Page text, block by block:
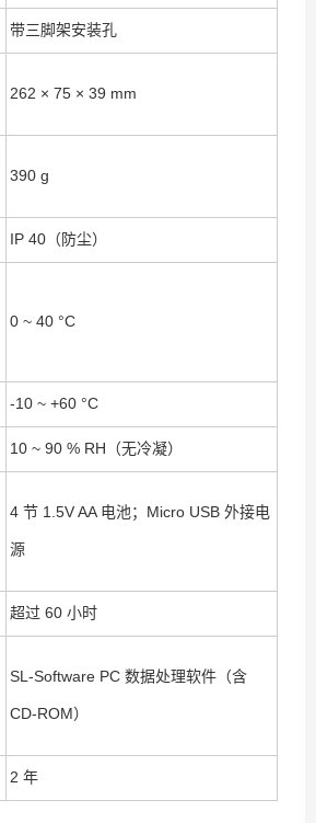
带三脚架安装孔
262 × 75 × 39 mm
390 g
IP 40（防尘）
0 ~ 40 °C
-10 ~ +60 °C
10 ~ 90 % RH（无冷凝）
4 节 1.5V AA 电池；Micro USB 外接电
源
超过 60 小时
SL-Software PC 数据处理软件（含
CD-ROM）
2 年